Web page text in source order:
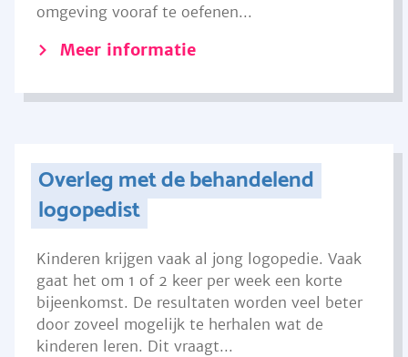
omgeving vooraf te oefenen...
Meer informatie
Overleg met de behandelend
logopedist
Kinderen krijgen vaak al jong logopedie. Vaak
gaat het om 1 of 2 keer per week een korte
bijeenkomst. De resultaten worden veel beter
door zoveel mogelijk te herhalen wat de
kinderen leren. Dit vraagt...